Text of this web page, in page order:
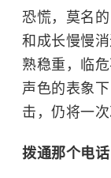
恐慌，莫名
和成长慢慢
熟稳重，临
声色的表象
击，仍将一次
拨通那个电话